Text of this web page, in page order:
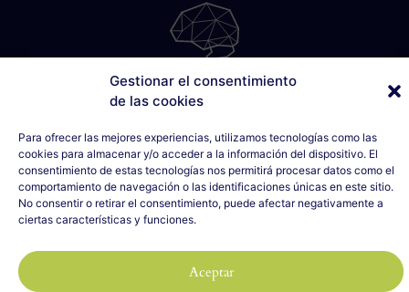
Gestionar el consentimiento
de las cookies
Para ofrecer las mejores experiencias, utilizamos tecnologías como las
cookies para almacenar y/o acceder a la información del dispositivo. El
consentimiento de estas tecnologías nos permitirá procesar datos como el
comportamiento de navegación o las identificaciones únicas en este sitio.
No consentir o retirar el consentimiento, puede afectar negativamente a
ciertas características y funciones.
Aceptar
SÁBILIS
33007 Oviedo, Asturias
635 990 154
info@sabilis.com
Aviso Legal y Política de Privacidad
Política de Cookies
2023 SÁBILIS - Todos los derechos reservados